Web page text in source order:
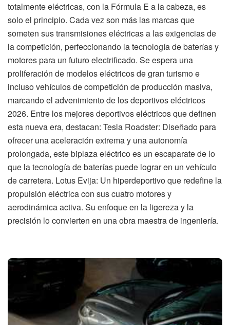
totalmente eléctricas, con la Fórmula E a la cabeza, es
solo el principio. Cada vez son más las marcas que
someten sus transmisiones eléctricas a las exigencias de
la competición, perfeccionando la tecnología de baterías y
motores para un futuro electrificado. Se espera una
proliferación de modelos eléctricos de gran turismo e
incluso vehículos de competición de producción masiva,
marcando el advenimiento de los deportivos eléctricos
2026. Entre los mejores deportivos eléctricos que definen
esta nueva era, destacan: Tesla Roadster: Diseñado para
ofrecer una aceleración extrema y una autonomía
prolongada, este biplaza eléctrico es un escaparate de lo
que la tecnología de baterías puede lograr en un vehículo
de carretera. Lotus Evija: Un hiperdeportivo que redefine la
propulsión eléctrica con sus cuatro motores y
aerodinámica activa. Su enfoque en la ligereza y la
precisión lo convierten en una obra maestra de ingeniería.